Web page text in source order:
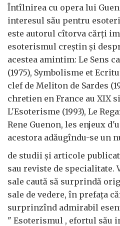
Întîlnirea cu opera lui
interesul său pentru
este autorul cîtorva cărţi
esoterismul creştin şi
acestea amintim: Le Sens
(1975), Symbolisme et
clef de Meliton de Sardes
chretien en France au XIX
L'Esoterisme (1993), Le
Rene Guenon, les enjeux
acestora adăugîndu-se un
de studii şi articole
sau reviste de
sale caută să surprindă
sale de vedere, în prefaţa
surprinzînd admirabil
" Esoterismul , efortul său